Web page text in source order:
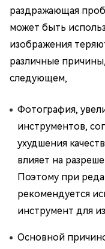
раздражающая
может быть
изображения
различные
следующем,
Фотография,
инструментов,
ухудшения
влияет на
Поэтому при
рекомендуется
инструмент для
Основной